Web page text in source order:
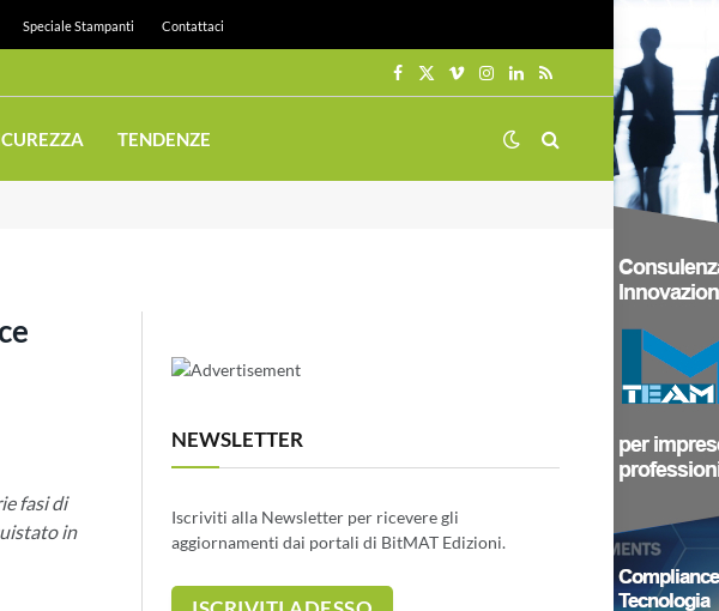
Speciale Stampanti Contattaci
Facebook
X
VimeoInstagram
LinkedIn
RSS
TENDENZE
fasi di
in
NEWSLETTER
Iscriviti alla Newsletter per ricevere gli
aggiornamenti dai portali di BitMAT Edizioni.